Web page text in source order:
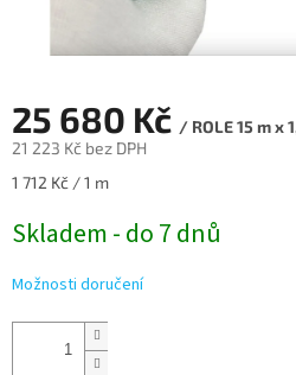
25 680 Kč / ROLE 15 m x
21 223 Kč bez DPH
Měrná
1 712 Kč / 1 m
Skladem - do 7 dnů
Možnosti doručení